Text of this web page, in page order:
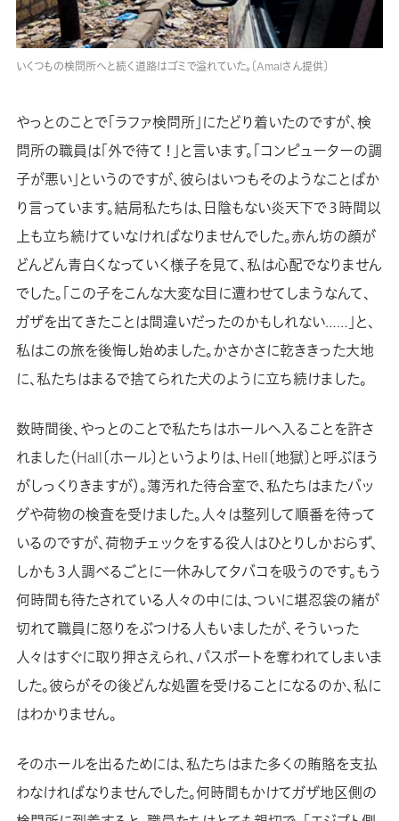
いくつもの検問所へと続く道路はゴミで溢れていた。〔Amalさん提供〕
やっとのことで「ラファ検問所」にたどり着いたのですが、検
問所の職員は「外で待て！」と言います。「コンピューターの調
子が悪い」というのですが、彼らはいつもそのようなことばか
り言っています。結局私たちは、日陰もない炎天下で３時間以
上も立ち続けていなければなりませんでした。赤ん坊の顔が
どんどん青白くなっていく様子を見て、私は心配でなりません
でした。「この子をこんな大変な目に遭わせてしまうなんて、
ガザを出てきたことは間違いだったのかもしれない……」と、
私はこの旅を後悔し始めました。かさかさに乾ききった大地
に、私たちはまるで捨てられた犬のように立ち続けました。
数時間後、やっとのことで私たちはホールへ入ることを許さ
れました（Hall〔ホール〕というよりは、Hell〔地獄〕と呼ぶほう
がしっくりきますが）。薄汚れた待合室で、私たちはまたバッ
グや荷物の検査を受けました。人々は整列して順番を待って
いるのですが、荷物チェックをする役人はひとりしかおらず、
しかも３人調べるごとに一休みしてタバコを吸うのです。もう
何時間も待たされている人々の中には、ついに堪忍袋の緒が
切れて職員に怒りをぶつける人もいましたが、そういった
人々はすぐに取り押さえられ、パスポートを奪われてしまいま
した。彼らがその後どんな処置を受けることになるのか、私に
はわかりません。
そのホールを出るためには、私たちはまた多くの賄賂を支払
わなければなりませんでした。何時間もかけてガザ地区側の